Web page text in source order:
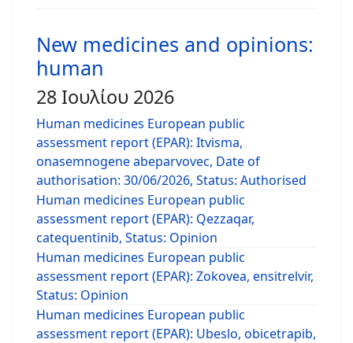
New medicines and opinions:
human
28 Ιουλίου 2026
Human medicines European public
assessment report (EPAR): Itvisma,
onasemnogene abeparvovec, Date of
authorisation: 30/06/2026, Status: Authorised
Human medicines European public
assessment report (EPAR): Qezzaqar,
catequentinib, Status: Opinion
Human medicines European public
assessment report (EPAR): Zokovea, ensitrelvir,
Status: Opinion
Human medicines European public
assessment report (EPAR): Ubeslo, obicetrapib,